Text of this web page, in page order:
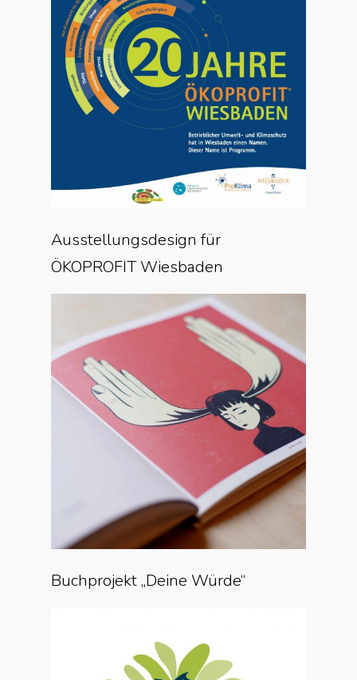
Ausstellungsdesign für
ÖKOPROFIT Wiesbaden
Buchprojekt „Deine Würde“